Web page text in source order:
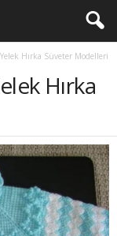
Hırka Süveter Modelleri
Hırka